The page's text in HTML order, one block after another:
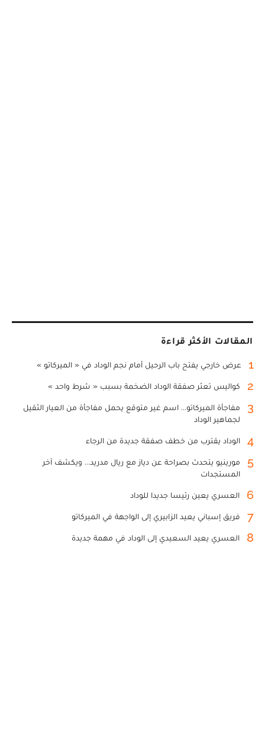
المقالات الأكثر قراءة
1 عرض خارجي يفتح باب الرحيل أمام نجم الوداد في « الميركاتو »
2 كواليس تعثر صفقة الوداد الضخمة بسبب « شرط واحد »
3
مفاجأة الميركاتو... اسم غير متوقع يحمل مفاجأة من العيار الثقيل
لجماهير الوداد
4 الوداد يقترب من خطف صفقة جديدة من الرجاء
5
مورينيو يتحدث بصراحة عن دياز مع ريال مدريد... ويكشف آخر
المستجدات
6 العسري يعين رئيسا جديدا للوداد
7 فريق إسباني يعيد الزابيري إلى الواجهة في الميركاتو
8 العسري يعيد السعيدي إلى الوداد في مهمة جديدة